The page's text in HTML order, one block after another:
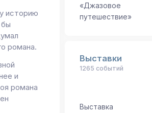
историю
романа.
и
романа
«Джазовое
путешествие»
Выставки
1265 событий
Выставка